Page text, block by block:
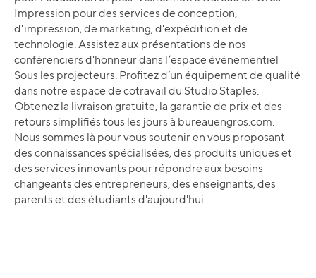
Impression pour des services de conception,
d'impression, de marketing, d'expédition et de
technologie. Assistez aux présentations de nos
conférenciers d'honneur dans l’espace événementiel
Sous les projecteurs. Profitez d’un équipement de qualité
dans notre espace de cotravail du Studio Staples.
Obtenez la livraison gratuite, la garantie de prix et des
retours simplifiés tous les jours à bureauengros.com.
Nous sommes là pour vous soutenir en vous proposant
des connaissances spécialisées, des produits uniques et
des services innovants pour répondre aux besoins
changeants des entrepreneurs, des enseignants, des
parents et des étudiants d'aujourd'hui.